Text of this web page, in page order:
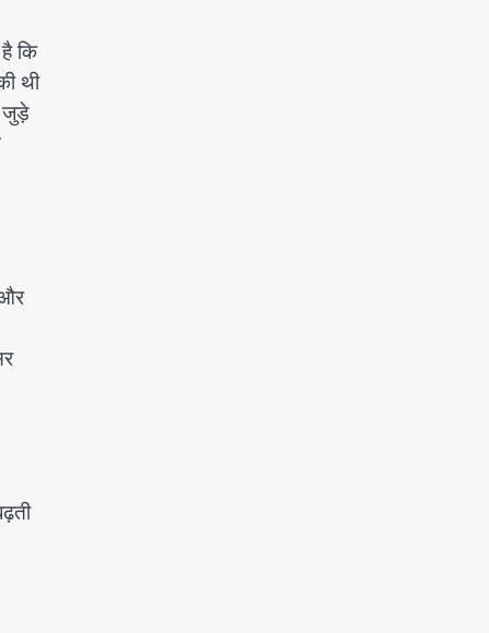
कि
थी
जुड़े